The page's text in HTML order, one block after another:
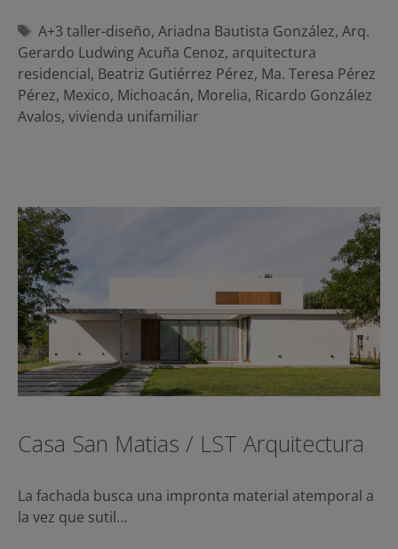
Etiquetas
A+3 taller-diseño, Ariadna Bautista González, Arq.
Gerardo Ludwing Acuña Cenoz, arquitectura
residencial, Beatriz Gutiérrez Pérez, Ma. Teresa Pérez
Pérez, Mexico, Michoacán, Morelia, Ricardo González
Avalos, vivienda unifamiliar
Casa San Matias / LST Arquitectura
La fachada busca una impronta material atemporal a
la vez que sutil…